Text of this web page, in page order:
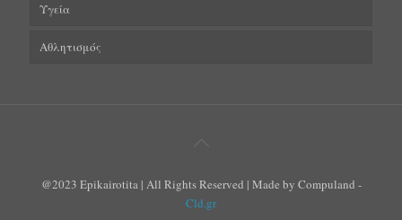
Υγεία
Αθλητισμός
@2023 Epikairotita | All Rights Reserved | Made by Compuland -
Cld.gr